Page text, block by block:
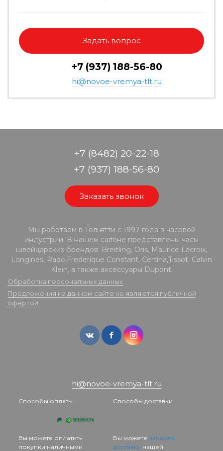
Задать вопрос
+7 (937) 188-56-80
hi@novoe-vremya-tlt.ru
+7 (8482) 20-22-18
+7 (937) 188-56-80
Заказать звонок
Мы работаем в Тольятти с 1997 года в часовой
индустрии. В нашем салоне представлены часы
швейцарских брендов: Breitling, Oris, Maurice Lacroix,
Longines, Rado,Frederique Constant, Certina,Tissot, Calvin
Klein, а также аксессуары Dupont.
Обработка персональных данных
Предложения на данном сайте не являются публичной
офертой.
hi@novoe-vremya-tlt.ru
Способы оплаты
Вы можете оплатить
покупки наличными
Способы доставки
Вы можете заказать
доставкунашей